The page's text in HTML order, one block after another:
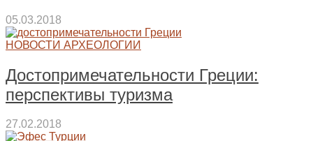
05.03.2018
НОВОСТИ АРХЕОЛОГИИ
Достопримечательности Греции:
перспективы туризма
27.02.2018